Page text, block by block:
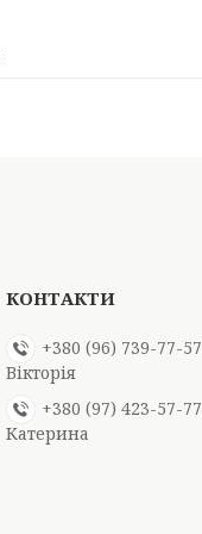
+380 (96) 739-77-57
Вікторія
+380 (97) 423-57-77
Катерина